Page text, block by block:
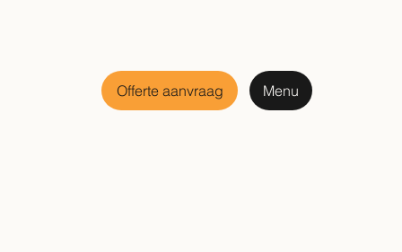
Offerte aanvraag Menu